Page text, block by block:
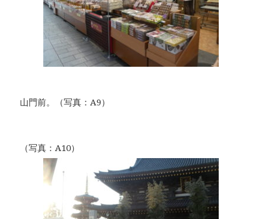
山門前。（写真：A9）
（写真：A10）